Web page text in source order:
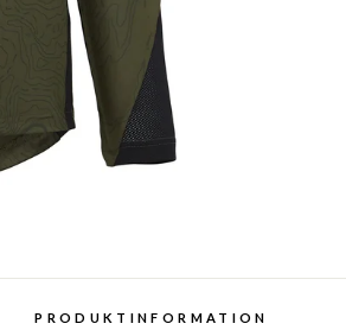
PRODUKTINFORMATION